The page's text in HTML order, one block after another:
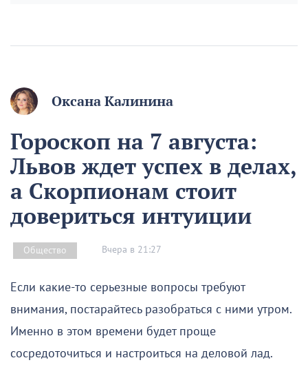
Оксана Калинина
Гороскоп на 7 августа:
Львов ждет успех в делах,
а Скорпионам стоит
довериться интуиции
Общество Вчера в 21:27
Если какие-то серьезные вопросы требуют
внимания, постарайтесь разобраться с ними утром.
Именно в этом времени будет проще
сосредоточиться и настроиться на деловой лад.